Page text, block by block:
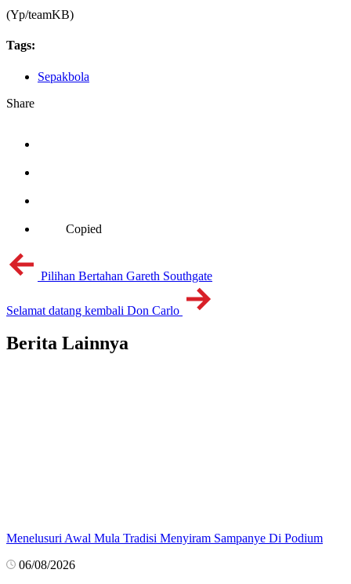
(Yp/teamKB)
Tags:
Sepakbola
Share
Copied
Pilihan Bertahan Gareth Southgate
Selamat datang kembali Don Carlo
Berita Lainnya
Menelusuri Awal Mula Tradisi Menyiram Sampanye Di Podium
06/08/2026